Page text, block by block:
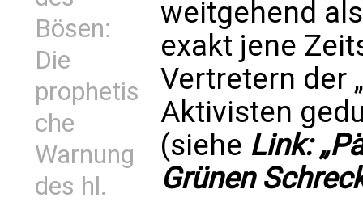
Bösen:
Die
prophetis
che
Warnung
des hl.
weitgehend
exakt jene
Vertretern der
Aktivisten
(siehe Link:
Grünen